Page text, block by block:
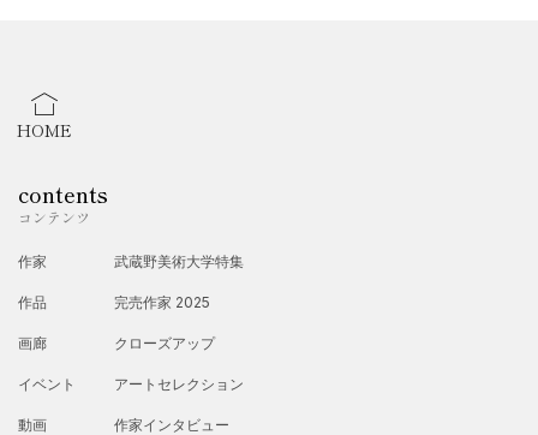
・6月 ギャラリーPaperdoll「picture show 展」
【グループ展】
1983年
・彩雲堂ギャラリー「10人展」
・岡崎市美術館「第4回美側展」
・岡崎市美術館「岡展」
HOME
contents
コンテンツ
作家
作品
画廊
イベント
動画
武蔵野美術大学特集
完売作家 2025
クローズアップ
アートセレクション
作家インタビュー